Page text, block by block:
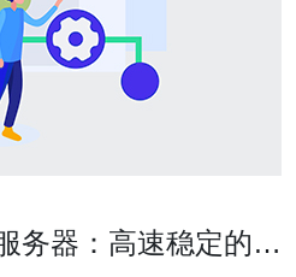
务器：高速稳定的网